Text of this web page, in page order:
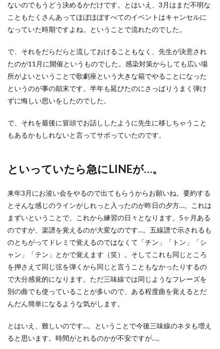
ないのでもうどう決めるかだけです。とはいえ、3月はまだ不明な
こともたくさんあってほぼほぼすべてのイベントはキャンセルに
なっていた時期ですよね。ということで流れたのでした。
で、それをだらだらと流しておけることもなく、先生が決意され
たのが11月に開催というものでした。感染対策からしても広い場
所がよいということで歌劇座という大きな箱でやることになった
というのが事の顛末です。半年も延びたのにさっぱりうまく弾け
ずに悔しい思いをしたのでした。
で、それを最後に冒頭でお話ししたように先生に移しちゃうこと
もあるかもしれないと言ってサボっていたのです。
といっていたら急にLINEが…。
来年3月にお浚い会をやるので出てもらうからお願いね。要約する
とそんな感じのラインがしれっと入ったのが昨日の夕方…。これは
まずいということで、これから練習の日々となります。5ヶ月ある
のですが、楽譜を覚えるのが大変なのです…。五線譜で示されるも
のとちがってドレミで覚えるのではなくて「チン」「トン」「シ
ャン」「テン」とかで覚えます（笑）。そしてこれも同じところ
を押さえて同じ弦を弾くから同じと言うこともなかったりするの
で大分感覚的になります。ただ三味線では同じようなフレーズを
別の曲でも使っていることが多いので、ある程度曲を覚えるとだ
んだん簡単になるような気がします。
とはいえ、難しいのです…。ということで今後三味線のネタも増え
ると思います。時間がとれるのかが不安ですが…。